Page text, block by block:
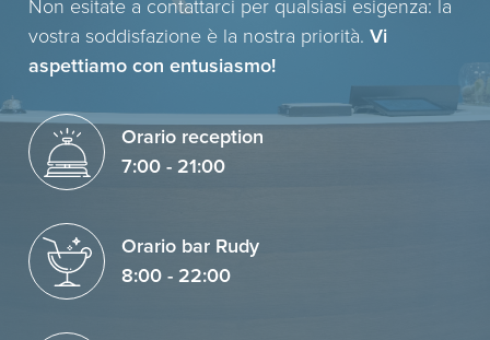
Non esitate a contattarci per qualsiasi esigenza: la
vostra soddisfazione è la nostra priorità.Vi
aspettiamo con entusiasmo!
Orario reception
7:00 - 21:00
Orario bar Rudy
8:00 - 22:00